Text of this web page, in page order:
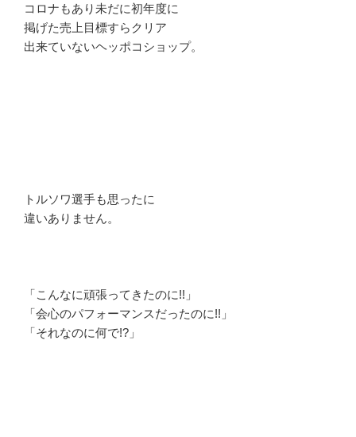
コロナもあり未だに初年度に
掲げた売上目標すらクリア
出来ていないヘッポコショップ。
トルソワ選手も思ったに
違いありません。
「こんなに頑張ってきたのに!!」
「会心のパフォーマンスだったのに!!」
「それなのに何で!?」